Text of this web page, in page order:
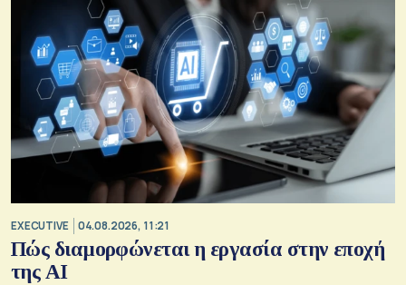
EXECUTIVE 04.08.2026, 11:21
Πώς διαμορφώνεται η εργασία στην εποχή
της AI